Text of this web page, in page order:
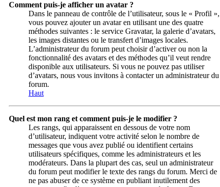
Comment puis-je afficher un avatar ?
Dans le panneau de contrôle de l’utilisateur, sous le « Profil »,
vous pouvez ajouter un avatar en utilisant une des quatre
méthodes suivantes : le service Gravatar, la galerie d’avatars,
les images distantes ou le transfert d’images locales.
L’administrateur du forum peut choisir d’activer ou non la
fonctionnalité des avatars et des méthodes qu’il veut rendre
disponible aux utilisateurs. Si vous ne pouvez pas utiliser
d’avatars, nous vous invitons à contacter un administrateur du
forum.
Haut
Quel est mon rang et comment puis-je le modifier ?
Les rangs, qui apparaissent en dessous de votre nom
d’utilisateur, indiquent votre activité selon le nombre de
messages que vous avez publié ou identifient certains
utilisateurs spécifiques, comme les administrateurs et les
modérateurs. Dans la plupart des cas, seul un administrateur
du forum peut modifier le texte des rangs du forum. Merci de
ne pas abuser de ce système en publiant inutilement des